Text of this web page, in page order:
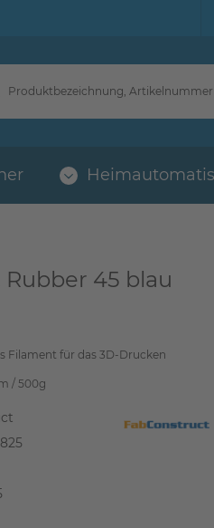
45 blau
Filament für das 3D-Drucken
/ 500g